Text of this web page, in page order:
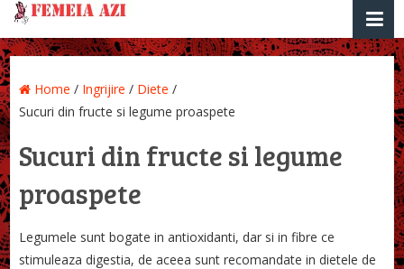
Home / Ingrijire / Diete /
Sucuri din fructe si legume proaspete
Sucuri din fructe si legume
proaspete
Legumele sunt bogate in antioxidanti, dar si in fibre ce
stimuleaza digestia, de aceea sunt recomandate in dietele de